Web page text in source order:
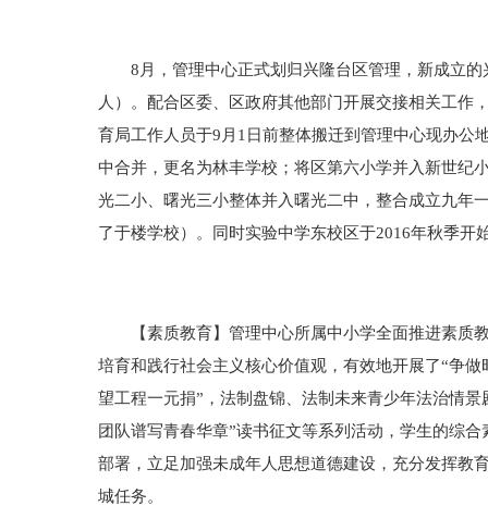
8月，管理中心正式划归兴隆台区管理，新成立的
人）。配合区委、区政府其他部门开展交接相关工作
育局工作人员于9月1日前整体搬迁到管理中心现办公
中合并，更名为林丰学校；将区第六小学并入新世纪
光二小、曙光三小整体并入曙光二中，整合成立九年
了于楼学校）。同时实验中学东校区于2016年秋季
【素质教育】管理中心所属中小学全面推进素质教
培育和践行社会主义核心价值观，有效地开展了“争
望工程一元捐”，法制盘锦、法制未来青少年法治情
团队谱写青春华章”读书征文等系列活动，学生的综
部署，立足加强未成年人思想道德建设，充分发挥教
城任务。